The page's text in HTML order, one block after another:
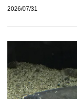
2026/07/31